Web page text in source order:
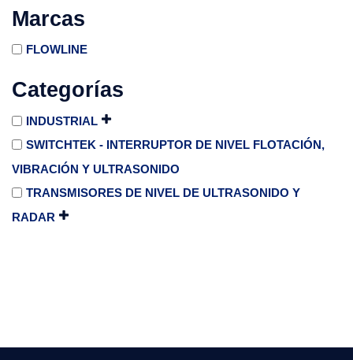
Marcas
FLOWLINE
Categorías
INDUSTRIAL
SWITCHTEK - INTERRUPTOR DE NIVEL FLOTACIÓN,
VIBRACIÓN Y ULTRASONIDO
TRANSMISORES DE NIVEL DE ULTRASONIDO Y
RADAR